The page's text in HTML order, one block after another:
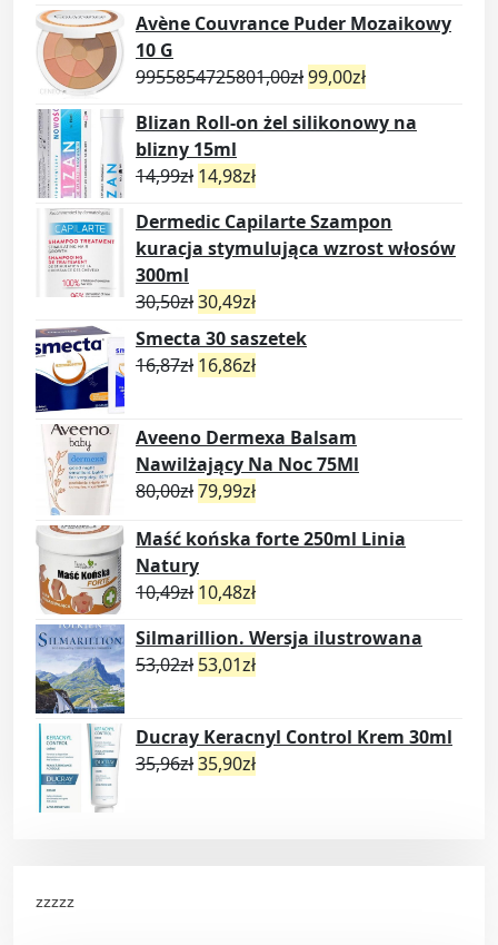
Avène Couvrance Puder Mozaikowy
10 G
9955854725801,00zł99,00zł
Blizan Roll-on żel silikonowy na
blizny 15ml
14,99zł 14,98zł
Dermedic Capilarte Szampon
kuracja stymulująca wzrost włosów
300ml
30,50zł30,49zł
Smecta 30 saszetek
16,87zł 16,86zł
Aveeno Dermexa Balsam
Nawilżający Na Noc 75Ml
80,00zł79,99zł
Maść końska forte 250ml Linia
Natury
10,49zł 10,48zł
Silmarillion. Wersja ilustrowana
53,02zł 53,01zł
Ducray Keracnyl Control Krem 30ml
35,96zł35,90zł
zzzzz